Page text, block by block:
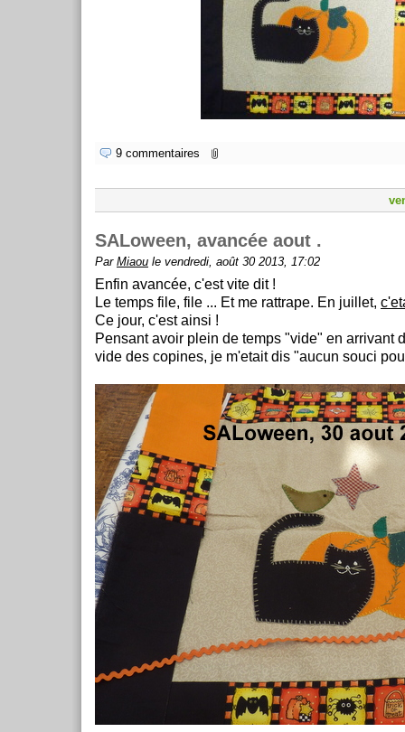
9 commentaires
SALoween, avancée aout .
Par Miaou le vendredi, août 30 2013, 17:02
Enfin avancée, c'est vite dit !
Le temps file, file ... Et me rattrape. En juillet,
Ce jour, c'est ainsi !
Pensant avoir plein de temps "vide" en arrivant
vide des copines, je m'etait dis "aucun souci